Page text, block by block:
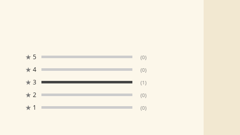
★ 5 (0)
★ 4 (0)
★ 3 (1)
★ 2 (0)
★ 1 (0)